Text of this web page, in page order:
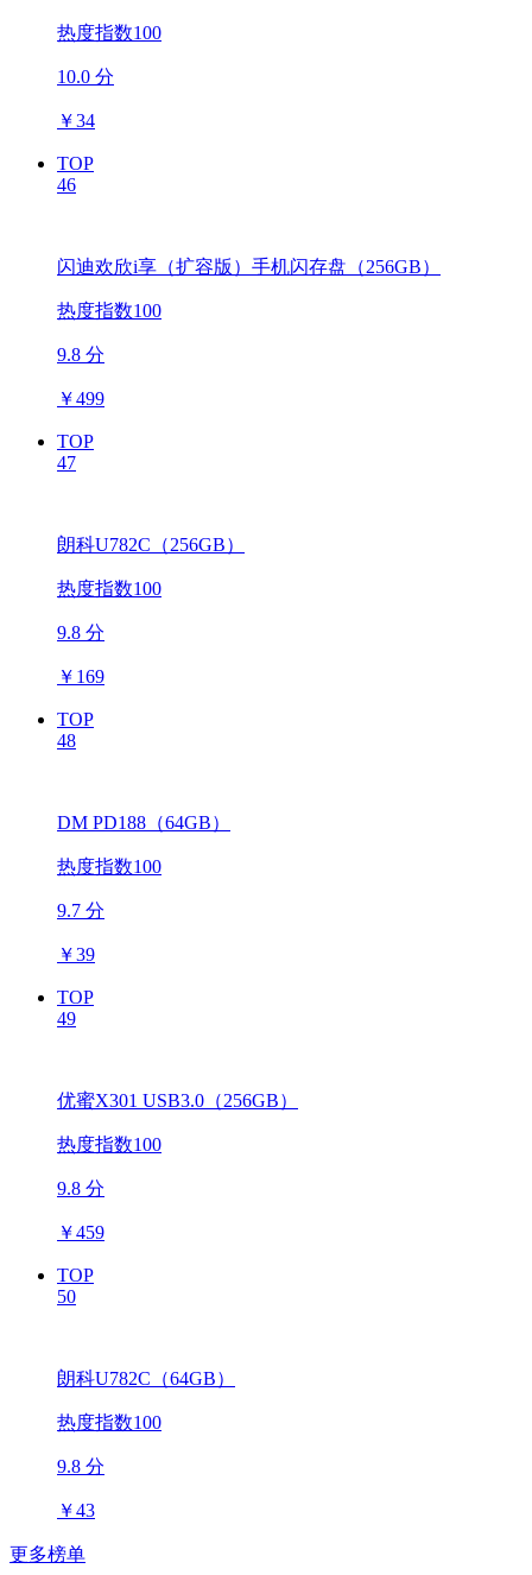
热度指数100
10.0 分
￥34
TOP
46
闪迪欢欣i享（扩容版）手机闪存盘（256GB）
热度指数100
9.8 分
￥499
TOP
47
朗科U782C（256GB）
热度指数100
9.8 分
￥ 169
TOP
48
DM PD188（64GB）
热度指数100
9.7 分
￥39
TOP
49
优蜜X301 USB3.0（256GB）
热度指数100
9.8 分
￥459
TOP
50
朗科U782C（64GB）
热度指数100
9.8 分
￥43
更多榜单